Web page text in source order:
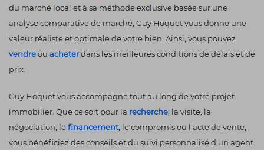
du marché local et à sa méthode exclusive basée sur une
analyse comparative de marché, Guy Hoquet vous donne une
valeur réaliste et optimale de votre bien. Ainsi, vous pouvez
vendreou acheterdans les meilleures conditions de délais et de
prix.
Guy Hoquet vous accompagne tout au long de votre projet
immobilier. Que ce soit pour la recherche , la visite, la
négociation, lefinancement , le compromis ou l'acte de vente,
vous bénéficiez des conseils et du suivi personnalisé d'un agent